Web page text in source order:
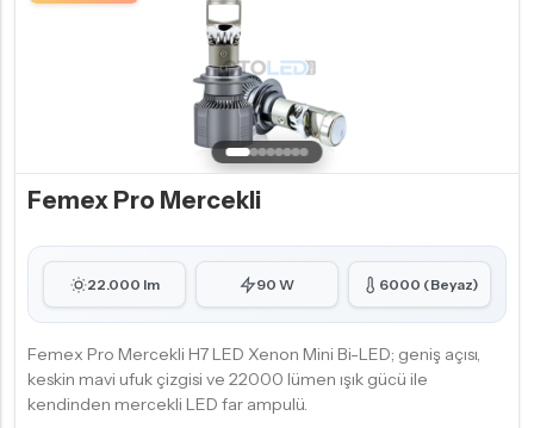
Femex Pro Mercekli
22.000 lm 90 W 6000 (Beyaz)
Femex Pro Mercekli H7 LED Xenon Mini Bi-LED; geniş açısı,
keskin mavi ufuk çizgisi ve 22000 lümen ışık gücü ile
kendinden mercekli LED far ampulü.